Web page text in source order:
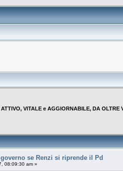
VITALE e AGGIORNABILE, DA OLTRE
se Renzi si riprende il Pd
08:09:30 am »